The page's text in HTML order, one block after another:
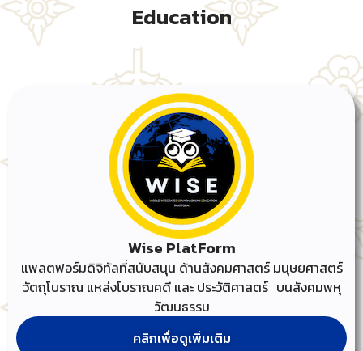
Education
Wise PlatForm
แพลตฟอร์มดิจิทัลที่สนับสนุน ด้านสังคมศาสตร์ มนุษยศาสตร์
วัตถุโบราณ แหล่งโบราณคดี และ ประวัติศาสตร์ บนสังคมพหุ
วัฒนธรรม
คลิกเพื่อดูเพิ่มเติม